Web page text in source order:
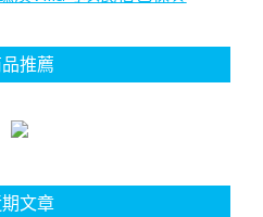
推薦
文章